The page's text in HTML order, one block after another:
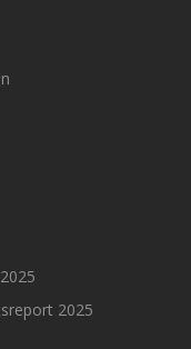
2025